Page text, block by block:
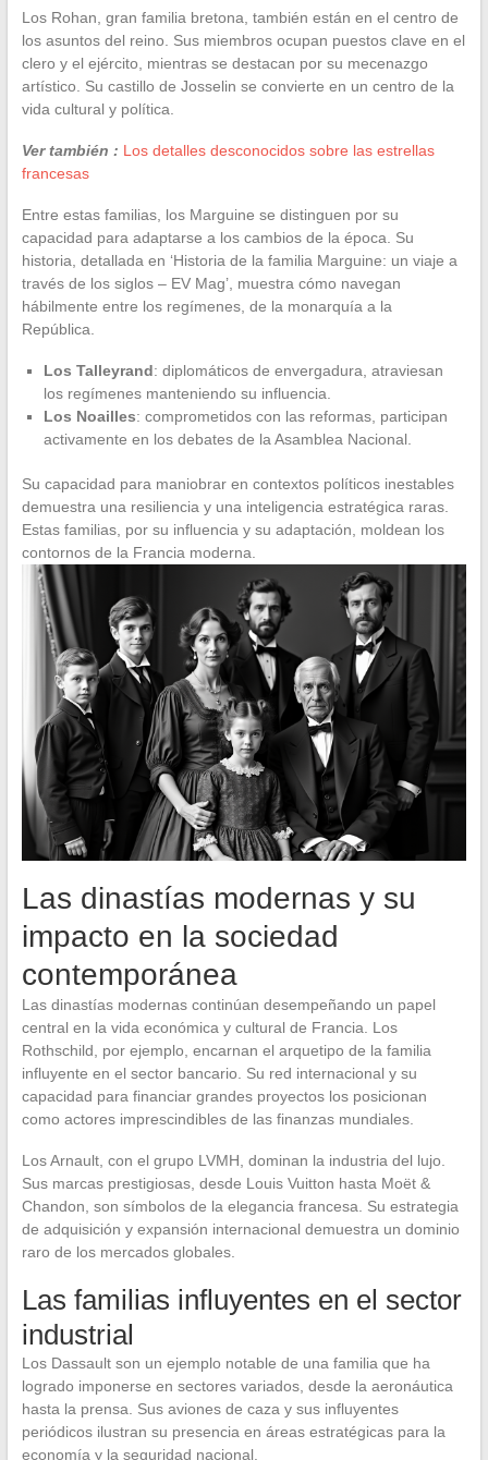
Los Rohan, gran familia bretona, también están en el centro de
los asuntos del reino. Sus miembros ocupan puestos clave en el
clero y el ejército, mientras se destacan por su mecenazgo
artístico. Su castillo de Josselin se convierte en un centro de la
vida cultural y política.
Ver también : Los detalles desconocidos sobre las estrellas
francesas
Entre estas familias, los Marguine se distinguen por su
capacidad para adaptarse a los cambios de la época. Su
historia, detallada en ‘Historia de la familia Marguine: un viaje a
través de los siglos – EV Mag’, muestra cómo navegan
hábilmente entre los regímenes, de la monarquía a la
República.
Los Talleyrand: diplomáticos de envergadura, atraviesan
los regímenes manteniendo su influencia.
Los Noailles: comprometidos con las reformas, participan
activamente en los debates de la Asamblea Nacional.
Su capacidad para maniobrar en contextos políticos inestables
demuestra una resiliencia y una inteligencia estratégica raras.
Estas familias, por su influencia y su adaptación, moldean los
contornos de la Francia moderna.
Las dinastías modernas y su
impacto en la sociedad
contemporánea
Las dinastías modernas continúan desempeñando un papel
central en la vida económica y cultural de Francia. Los
Rothschild, por ejemplo, encarnan el arquetipo de la familia
influyente en el sector bancario. Su red internacional y su
capacidad para financiar grandes proyectos los posicionan
como actores imprescindibles de las finanzas mundiales.
Los Arnault, con el grupo LVMH, dominan la industria del lujo.
Sus marcas prestigiosas, desde Louis Vuitton hasta Moët &
Chandon, son símbolos de la elegancia francesa. Su estrategia
de adquisición y expansión internacional demuestra un dominio
raro de los mercados globales.
Las familias influyentes en el sector
industrial
Los Dassault son un ejemplo notable de una familia que ha
logrado imponerse en sectores variados, desde la aeronáutica
hasta la prensa. Sus aviones de caza y sus influyentes
periódicos ilustran su presencia en áreas estratégicas para la
economía y la seguridad nacional.